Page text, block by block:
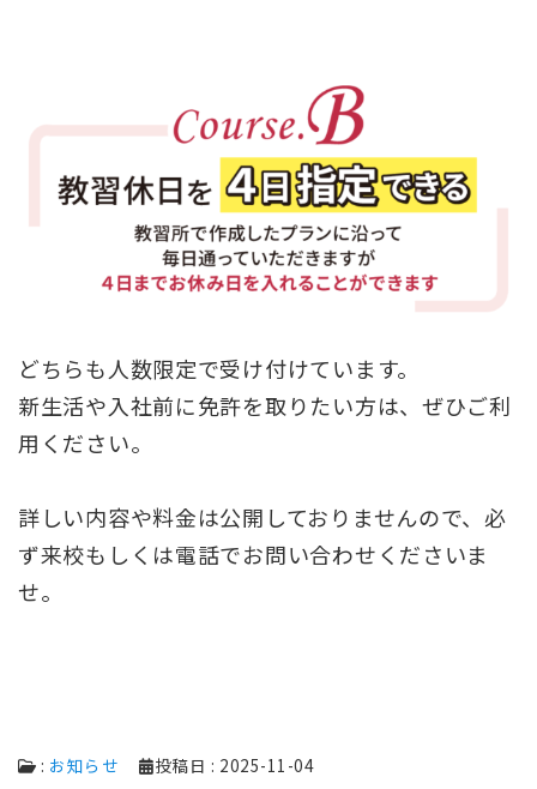
どちらも人数限定で受け付けています。
新生活や入社前に免許を取りたい方は、ぜひご利
用ください。
詳しい内容や料金は公開しておりませんので、必
ず来校もしくは電話でお問い合わせくださいま
せ。
: お知らせ 投稿日 : 2025-11-04